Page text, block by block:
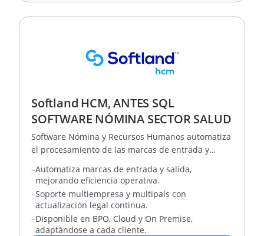
Softland HCM, ANTES SQL
SOFTWARE NÓMINA SECTOR SALUD
Software Nómina y Recursos Humanos automatiza
el procesamiento de las marcas de entrada y
–Automatiza marcas de entrada y salida,
mejorando eficiencia operativa.
–Soporte multiempresa y multipaís con
actualización legal continua.
–Disponible en BPO, Cloud y On Premise,
adaptándose a cada cliente.